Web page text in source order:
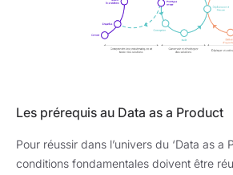
Les prérequis au Data as a Product
Pour réussir dans l’univers du ‘Data as a
conditions fondamentales doivent être